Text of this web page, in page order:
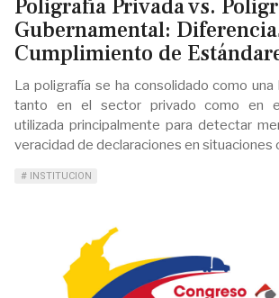
Poligrafía Privada vs.
Gubernamental:
Cumplimiento de
La poligrafía se ha consolidado como una
tanto en el sector privado como en el
utilizada principalmente para detectar
veracidad de declaraciones en situaciones
INSTITUCION